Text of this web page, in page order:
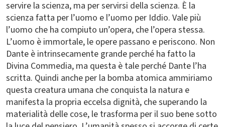
servire la scienza, ma per servirsi della scienza. È la
scienza fatta per l’uomo e l’uomo per Iddio. Vale più
l’uomo che ha compiuto un’opera, che l’opera stessa.
L’uomo è immortale, le opere passano e periscono. Non
Dante è intrinsecamente grande perché ha fatto la
Divina Commedia, ma questa è tale perché Dante l’ha
scritta. Quindi anche per la bomba atomica ammiriamo
questa creatura umana che conquista la natura e
manifesta la propria eccelsa dignità, che superando la
materialità delle cose, le trasforma per il suo bene sotto